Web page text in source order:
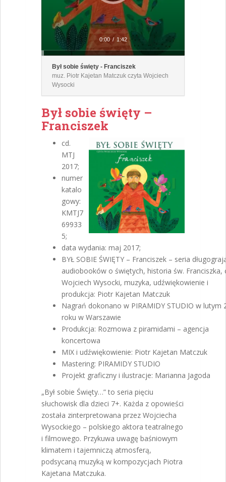
0:00 / 1:42
Był sobie święty - Franciszek
muz. Piotr Kajetan Matczuk czyta Wojciech
Wysocki
Był sobie święty –
Franciszek
cd.
MTJ
2017;
numer
katalo
gowy:
KMTJ7
69933
5;
data wydania: maj 2017;
BYŁ SOBIE ŚWIĘTY – Franciszek – seria
audiobooków o świętych, historia św. Franciszka,
Wojciech Wysocki, muzyka, udźwiękowienie i
produkcja: Piotr Kajetan Matczuk
Nagrań dokonano w PIRAMIDY STUDIO w lutym
roku w Warszawie
Produkcja: Rozmowa z piramidami – agencja
koncertowa
MIX i udźwiękowienie: Piotr Kajetan Matczuk
Mastering: PIRAMIDY STUDIO
Projekt graficzny i ilustracje: Marianna Jagoda
„Był sobie Święty…” to seria pięciu
słuchowisk dla dzieci 7+. Każda z opowieści
została zinterpretowana przez Wojciecha
Wysockiego – polskiego aktora teatralnego
i filmowego. Przykuwa uwagę baśniowym
klimatem i tajemniczą atmosferą,
podsycaną muzyką w kompozycjach Piotra
Kajetana Matczuka.